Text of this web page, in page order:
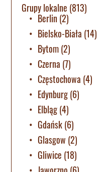
Grupy lokalne (813)
Berlin (2)
Bielsko-Biała (14)
Bytom(2)
Czerna (7)
Częstochowa (4)
Edynburg(6)
Elbląg(4)
Gdańsk(6)
Glasgow (2)
Gliwice (18)